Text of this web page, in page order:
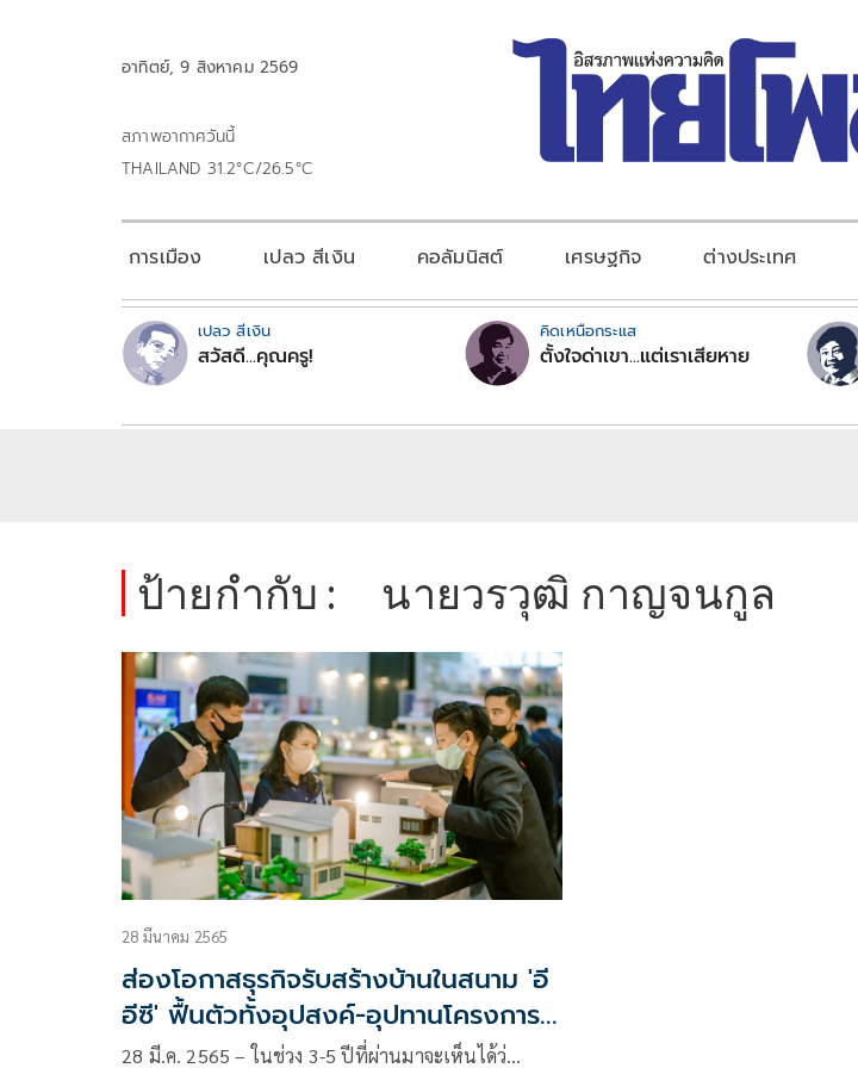
อาทิตย์, 9 สิงหาคม 2569
สภาพอากาศวันนี้
THAILAND 31.2°C/26.5°C
การเมือง เปลว สีเงิน คอลัมนิสต์ เศรษฐกิจ ต่างประเทศ
เปลว สีเงิน
สวัสดี...คุณครู!
คิดเหนือกระแส
ตั้งใจด่าเขา...แต่เราเสียหาย
ป้ายกำกับ : นายวรวุฒิ กาญจนกูล
28 มีนาคม 2565
ส่องโอกาสธุรกิจรับสร้างบ้านในสนาม 'อี
อีซี' ฟื้นตัวทั้งอุปสงค์-อุปทานโครงการ
ใหม่เข้าตลาดเพิ่ม
28 มี.ค. 2565 – ในช่วง 3-5 ปีที่ผ่านมาจะเห็นได้ว่…